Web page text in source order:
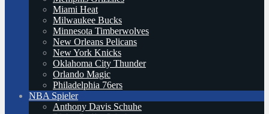
Miami Heat
Milwaukee Bucks
Minnesota Timberwolves
New Orleans Pelicans
New York Knicks
Oklahoma City Thunder
Orlando Magic
Philadelphia 76ers
NBA Spieler
Anthony Davis Schuhe